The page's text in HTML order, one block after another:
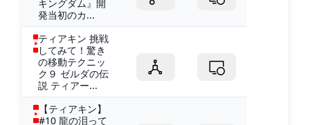
キングダム』開
発当初のカ...
ティアキン 挑戦
してみて！驚き
の移動テクニッ
ク９ ゼルダの伝
説 ティアー...
【ティアキン】
#10 龍の泪って